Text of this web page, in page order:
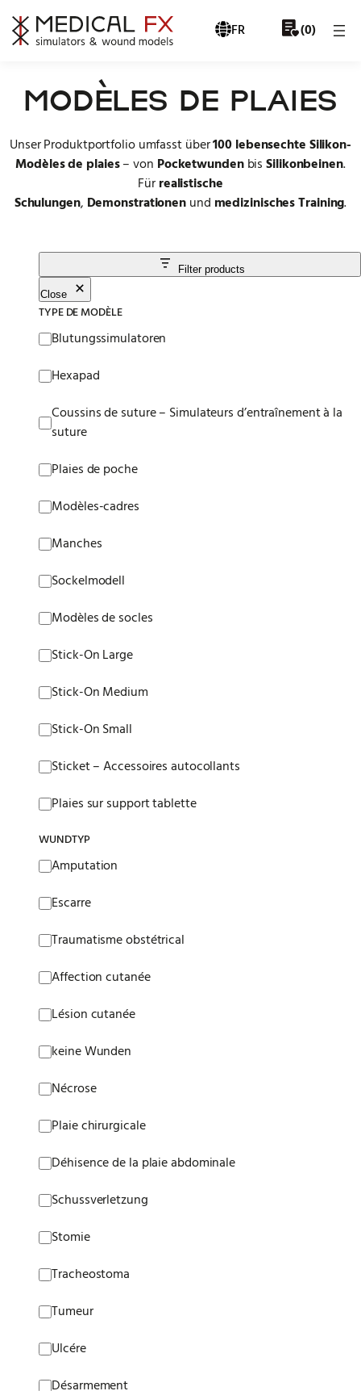
FR
(0)
MODÈLES DE PLAIES
Unser Produktportfolio umfasst über100 lebensechte Silikon-
Modèles de plaies– von PocketwundenbisSilikonbeinen.
Fürrealistische
Schulungen, Demonstrationenund medizinisches Training.
Filter products
Close
TYPE DE MODÈLE
Blutungssimulatoren
Hexapad
Coussins de suture – Simulateurs d’entraînement à la
suture
Plaies de poche
Modèles-cadres
Manches
Sockelmodell
Modèles de socles
Stick-On Large
Stick-On Medium
Stick-On Small
Sticket – Accessoires autocollants
Plaies sur support tablette
WUNDTYP
Amputation
Escarre
Traumatisme obstétrical
Affection cutanée
Lésion cutanée
keine Wunden
Nécrose
Plaie chirurgicale
Déhisence de la plaie abdominale
Schussverletzung
Stomie
Tracheostoma
Tumeur
Ulcére
Désarmement